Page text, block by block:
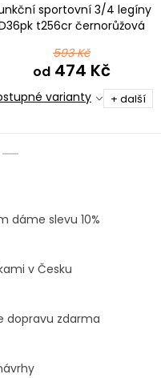
sportovní 3/4 legíny
t256cr černorůžová
593 Kč
od474 Kč
varianty + další
dáme slevu 10%
v Česku
dopravu zdarma